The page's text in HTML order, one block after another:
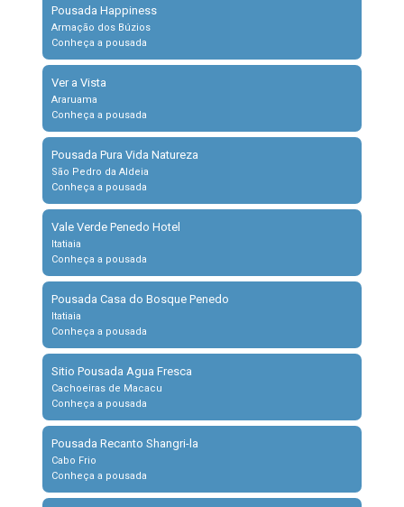
Pousada Happiness
Armação dos Búzios
Conheça a pousada
Ver a Vista
Araruama
Conheça a pousada
Pousada Pura Vida Natureza
São Pedro da Aldeia
Conheça a pousada
Vale Verde Penedo Hotel
Itatiaia
Conheça a pousada
Pousada Casa do Bosque Penedo
Itatiaia
Conheça a pousada
Sitio Pousada Agua Fresca
Cachoeiras de Macacu
Conheça a pousada
Pousada Recanto Shangri-la
Cabo Frio
Conheça a pousada